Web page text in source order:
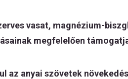
vasat, magnézium-
megfelelően
az anyai szövetek